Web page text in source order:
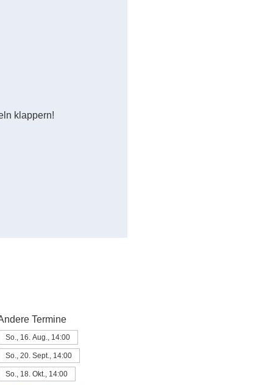
klappern!
Termine
So., 16. Aug., 14:00
So., 20. Sept., 14:00
So., 18. Okt., 14:00